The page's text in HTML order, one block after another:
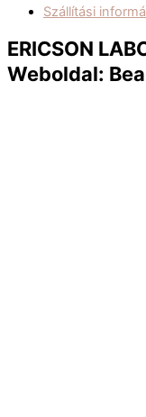
Szállítási
ERICSON
Weboldal: